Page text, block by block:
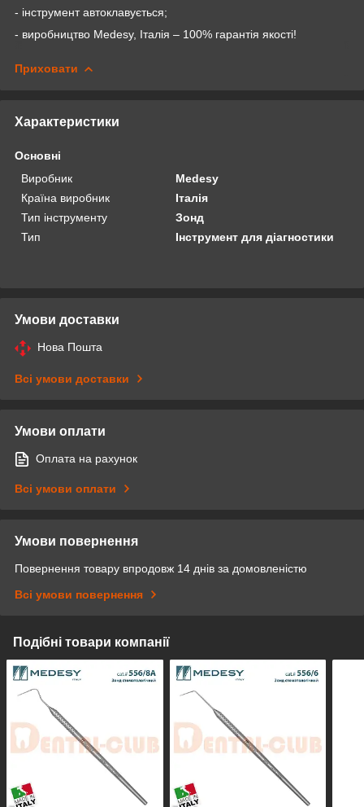
- інструмент автоклавується;
- виробництво Medesy, Італія – 100% гарантія якості!
Приховати
Характеристики
Основні
Виробник
Medesy
Країна виробник
Італія
Тип інструменту
Зонд
Тип
Інструмент для діагностики
Умови доставки
Нова Пошта
Всі умови доставки
Умови оплати
Оплата на рахунок
Всі умови оплати
Умови повернення
Повернення товару впродовж 14 днів за домовленістю
Всі умови повернення
Подібні товари компанії